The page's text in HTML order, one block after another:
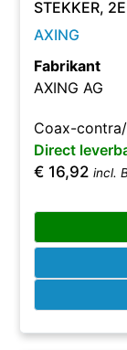
STEKKER,
AXING
Fabrikant
AXING AG
Coax-
Direct
€ 16,92 incl.